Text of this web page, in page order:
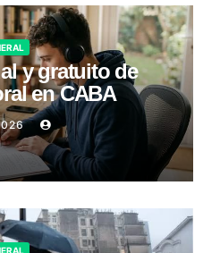
y gratuito de
en CABA